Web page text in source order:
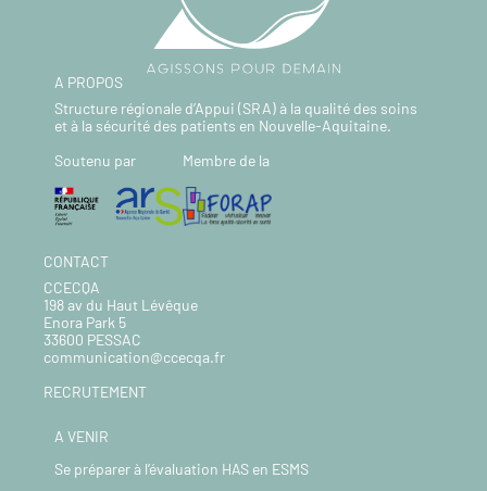
A PROPOS
Structure régionale d’Appui (SRA) à la qualité des soins
et à la sécurité des patients en Nouvelle-Aquitaine.
Soutenu par
Membre de la
CONTACT
CCECQA
198 av du Haut Lévêque
Enora Park 5
33600 PESSAC
communication@ccecqa.fr
RECRUTEMENT
A VENIR
Se préparer à l’évaluation HAS en ESMS